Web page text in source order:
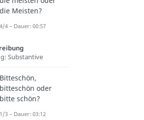
die Meisten?
4/4 – Dauer: 00:57
Substantive
Bitteschön,
bitteschön oder
bitte schön?
1/3 – Dauer: 03:12